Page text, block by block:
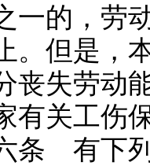
一的，劳
。但是，
丧失劳动
有关工伤
有下列